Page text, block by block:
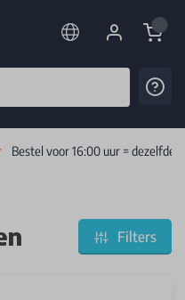
Cart
Bestel voor 16:00 uur = dezelfde
Filters